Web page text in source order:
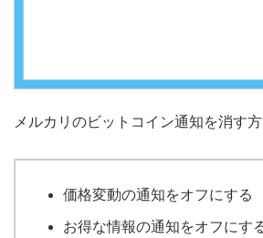
メルカリのビットコイン通知を消す
価格変動の通知をオフにする
お得な情報の通知をオフにす